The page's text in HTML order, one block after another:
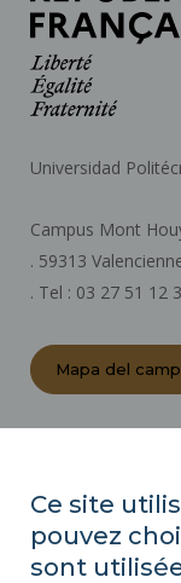
Universidad
Campus Mont
. 59313
. Tel : 03 27 51 12
Mapa del
MAPA DEL SITIO
Ce site
pouvez
sont